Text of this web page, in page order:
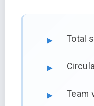
Total
Team